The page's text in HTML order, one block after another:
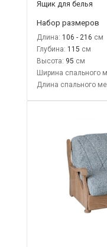
Ящик для белья
Набор размеров
Длина: 106 - 216
Глубина: 115
Высота: 95
Ширина спального
Длина спального